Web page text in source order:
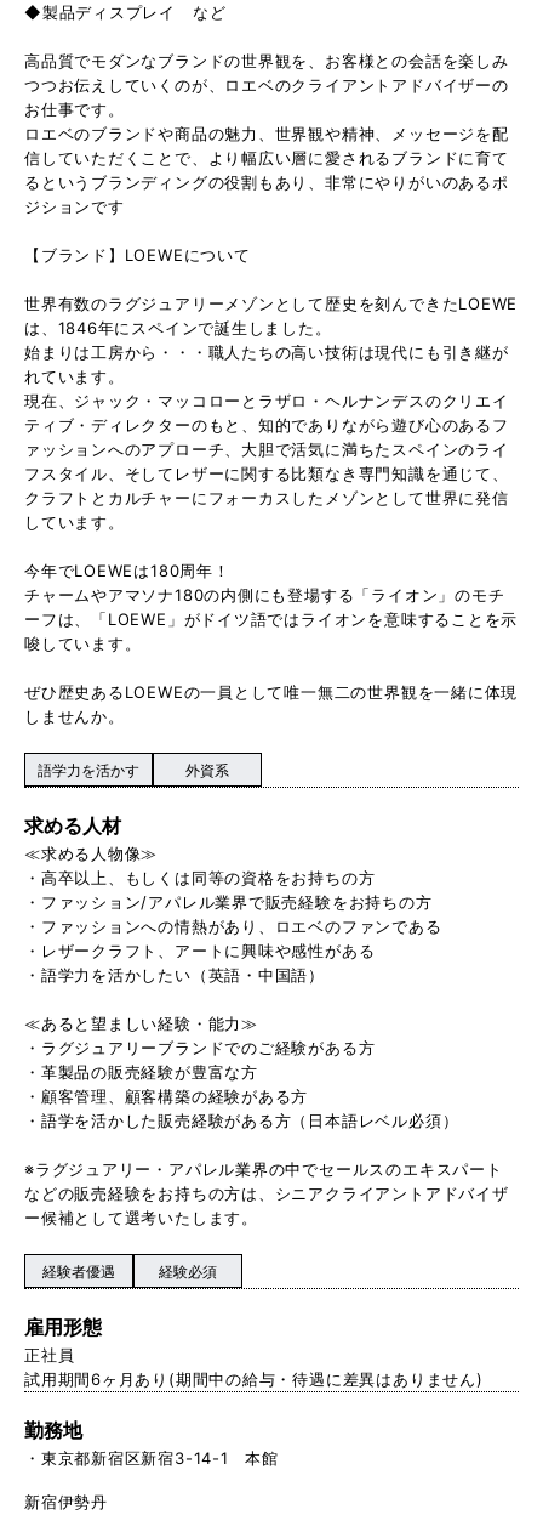
◆製品ディスプレイ など
高品質でモダンなブランドの世界観を、お客様との会話を楽しみ
つつお伝えしていくのが、ロエベのクライアントアドバイザーの
お仕事です。
ロエベのブランドや商品の魅力、世界観や精神、メッセージを配
信していただくことで、より幅広い層に愛されるブランドに育て
るというブランディングの役割もあり、非常にやりがいのあるポ
ジションです
【ブランド】LOEWEについて
世界有数のラグジュアリーメゾンとして歴史を刻んできたLOEWE
は、1846年にスペインで誕生しました。
始まりは工房から・・・職人たちの高い技術は現代にも引き継が
れています。
現在、ジャック・マッコローとラザロ・ヘルナンデスのクリエイ
ティブ・ディレクターのもと、知的でありながら遊び心のあるフ
ァッションへのアプローチ、大胆で活気に満ちたスペインのライ
フスタイル、そしてレザーに関する比類なき専門知識を通じて、
クラフトとカルチャーにフォーカスしたメゾンとして世界に発信
しています。
今年でLOEWEは180周年！
チャームやアマソナ180の内側にも登場する「ライオン」のモチ
ーフは、「LOEWE」がドイツ語ではライオンを意味することを示
唆しています。
ぜひ歴史あるLOEWEの一員として唯一無二の世界観を一緒に体現
しませんか。
語学力を活かす 外資系
求める人材
≪求める人物像≫
・高卒以上、もしくは同等の資格をお持ちの方
・ファッション/アパレル業界で販売経験をお持ちの方
・ファッションへの情熱があり、ロエベのファンである
・レザークラフト、アートに興味や感性がある
・語学力を活かしたい（英語・中国語）
≪あると望ましい経験・能力≫
・ラグジュアリーブランドでのご経験がある方
・革製品の販売経験が豊富な方
・顧客管理、顧客構築の経験がある方
・語学を活かした販売経験がある方（日本語レベル必須）
※ラグジュアリー・アパレル業界の中でセールスのエキスパート
などの販売経験をお持ちの方は、シニアクライアントアドバイザ
ー候補として選考いたします。
経験者優遇 経験必須
雇用形態
正社員
試用期間6ヶ月あり(期間中の給与・待遇に差異はありません)
勤務地
東京都新宿区新宿3-14-1 本館
新宿伊勢丹